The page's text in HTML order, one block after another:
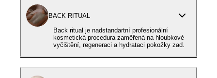
BACK RITUAL
Back ritual je nadstandartní profesionální
kosmetická procedura zaměřená na hloubkové
vyčištění, regeneraci a hydrataci pokožky zad.